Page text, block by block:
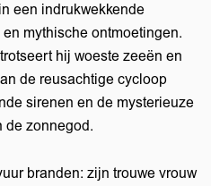
een indrukwekkende
mythische ontmoetingen.
hij woeste zeeën en
de reusachtige cycloop
sirenen en de mysterieuze
de zonnegod.
branden: zijn trouwe vrouw